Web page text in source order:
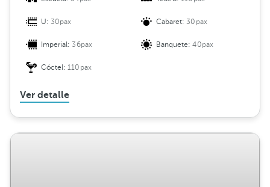
U:30pax Cabaret:30pax
Imperial:36pax Banquete:40pax
Cóctel:110pax
Ver detalle